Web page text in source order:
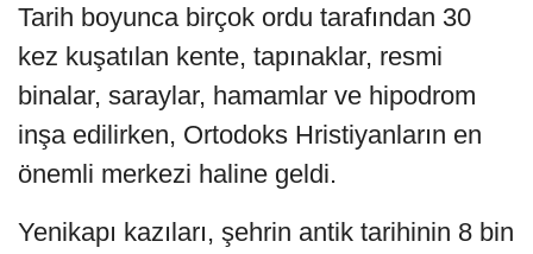
Tarih boyunca birçok ordu tarafından 30
kez kuşatılan kente, tapınaklar, resmi
binalar, saraylar, hamamlar ve hipodrom
inşa edilirken, Ortodoks Hristiyanların en
önemli merkezi haline geldi.
Yenikapı kazıları, şehrin antik tarihinin 8 bin